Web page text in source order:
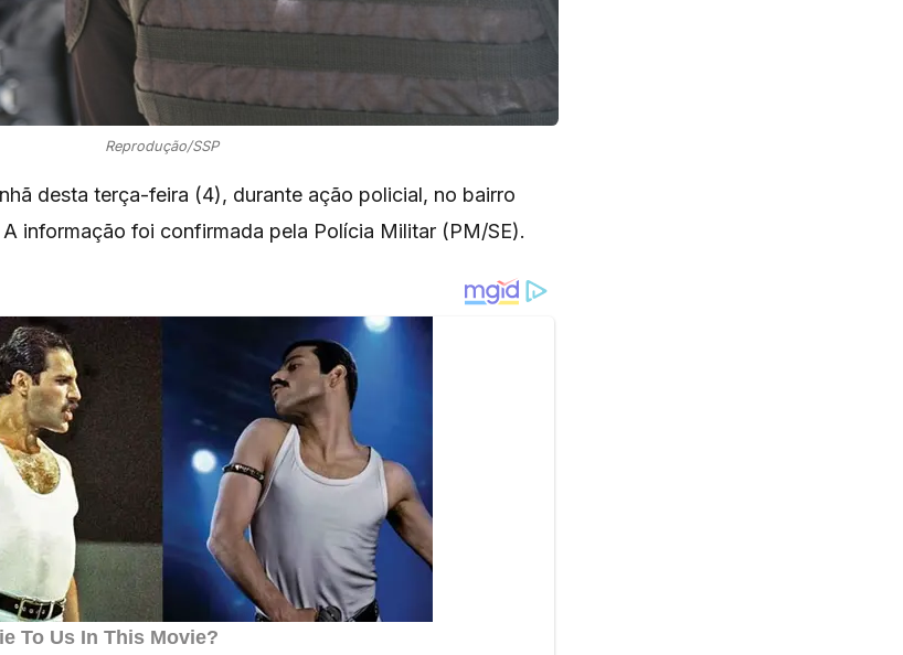
Reprodução/SSP
desta terça-feira (4), durante ação policial, no bairro
A informação foi confirmada pela Polícia Militar (PM/SE).